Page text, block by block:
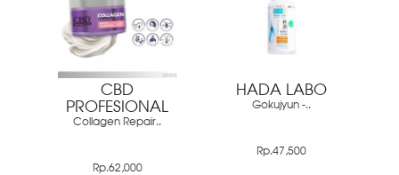
CBD
PROFESIONAL
Collagen Repair..
Rp.62,000
HADA LABO
Gokujyun -..
Rp.47,500